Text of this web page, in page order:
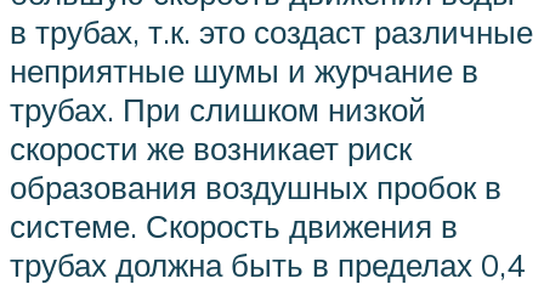
в трубах, т.к. это создаст различные
неприятные шумы и журчание в
трубах. При слишком низкой
скорости же возникает риск
образования воздушных пробок в
системе. Скорость движения в
трубах должна быть в пределах 0,4